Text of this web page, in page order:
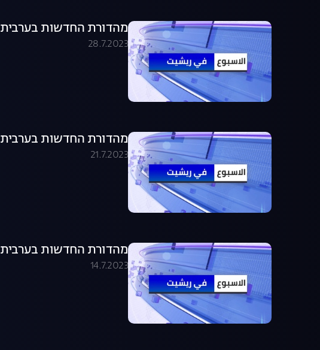
מהדורת החדשות בערבית 28.07.23 | התוכנית המלאה
28.7.2023
מהדורת החדשות בערבית 21.07.23 | התוכנית המלאה
21.7.2023
מהדורת החדשות בערבית 14.07.23 | התוכנית המלאה
14.7.2023